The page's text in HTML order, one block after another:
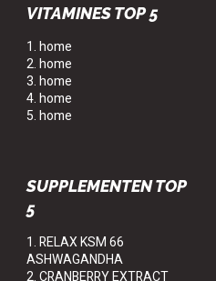
VITAMINES TOP 5
1. home
2. home
3. home
4. home
5. home
SUPPLEMENTEN TOP
5
1. RELAX KSM 66
ASHWAGANDHA
2. CRANBERRY EXTRACT